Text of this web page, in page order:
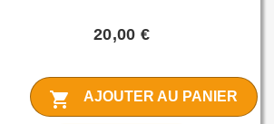
20,00 €
shopping_cart AJOUTER AU PANIER